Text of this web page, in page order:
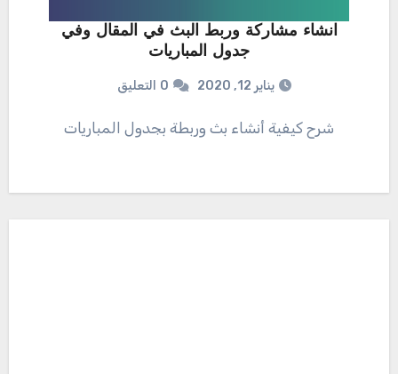
انشاء مشاركة وربط البث في المقال وفي
جدول المباريات
يناير 12, 2020 0 التعليق
شرح كيفية أنشاء بث وربطة بجدول المباريات